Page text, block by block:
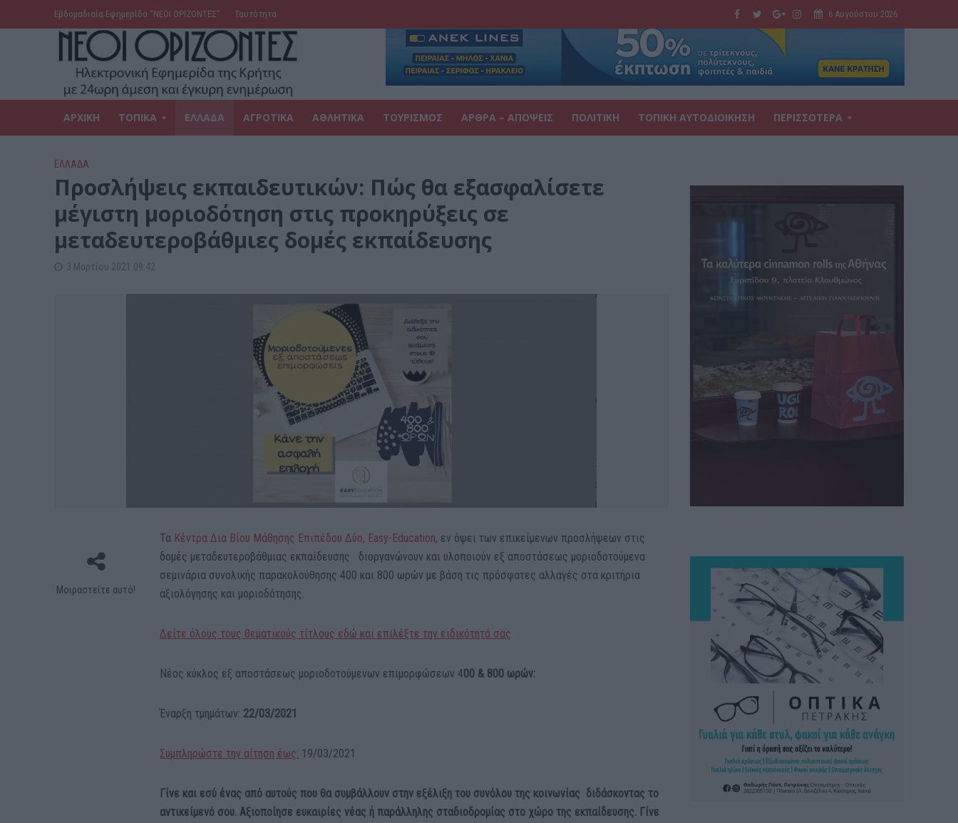
Εβδομαδιαία Εφημερίδα ‘’ΝΕΟΙ ΟΡΙΖΟΝΤΕΣ’’ Ταυτότητα 6 Αυγούστου 2026
ΑΡΧΙΚΗ ΤΟΠΙΚΑ ΕΛΛΑΔΑ ΑΓΡΟΤΙΚΑ ΑΘΛΗΤΙΚΑ ΤΟΥΡΙΣΜΟΣ ΑΡΘΡΑ – ΑΠΟΨΕΙΣ ΠΟΛΙΤΙΚΗ ΤΟΠΙΚΗ ΑΥΤΟΔΙΟΙΚΗΣΗ ΠΕΡΙΣΣΟΤΕΡΑ
ΕΛΛΑΔΑ
Προσλήψεις εκπαιδευτικών: Πώς θα εξασφαλίσετε
μέγιστη μοριοδότηση στις προκηρύξεις σε
μεταδευτεροβάθμιες δομές εκπαίδευσης
3 Μαρτίου 2021 09:42
Μοιραστείτε αυτό!
Τα Κέντρα Δια Βίου Μάθησης Επιπέδου Δύο, Easy-Education, εν όψει των επικείμενων προσλήψεων στις
δομές μεταδευτεροβάθμιας εκπαίδευσης διοργανώνουν και υλοποιούν εξ αποστάσεως μοριοδοτούμενα
σεμινάρια συνολικής παρακολούθησης 400 και 800 ωρών με βάση τις πρόσφατες αλλαγές στα κριτήρια
αξιολόγησης και μοριοδότησης.
Δείτε όλους τους θεματικούς τίτλους εδώ και επιλέξτε την ειδικότητά σας
Νέος κύκλος εξ αποστάσεως μοριοδοτούμενων επιμορφώσεων 400 & 800 ωρών:
Έναρξη τμημάτων: 22/03/2021
Συμπληρώστε την αίτηση έως: 19/03/2021
Γίνε και εσύ ένας από αυτούς που θα συμβάλλουν στην εξέλιξη του συνόλου της κοινωνίας διδάσκοντας το
αντικείμενό σου. Αξιοποίησε ευκαιρίες νέας ή παράλληλης σταδιοδρομίας στο χώρο της εκπαίδευσης. Γίνε